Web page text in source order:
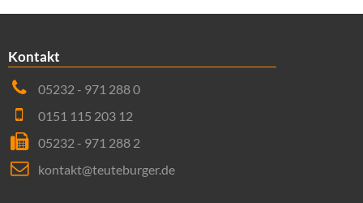
Kontakt
05232 - 971 288 0
0151 115 203 12
05232 - 971 288 2
kontakt@teuteburger.de